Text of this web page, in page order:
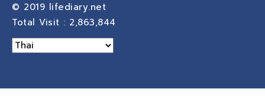
© 2019 lifediary.net
Total Visit : 2,863,844